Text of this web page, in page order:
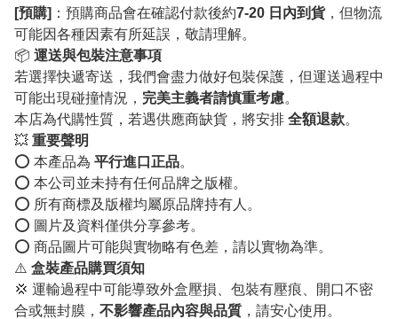
[預購] ：預購商品會在確認付款後約7-20 日內到貨，但物流
可能因各種因素有所延誤，敬請理解。
📦 運送與包裝注意事項
若選擇快遞寄送，我們會盡力做好包裝保護，但運送過程中
可能出現碰撞情況， 完美主義者請慎重考慮。
本店為代購性質，若遇供應商缺貨，將安排 全額退款。
💥 重要聲明
⭕️ 本產品為 平行進口正品。
⭕️ 本公司並未持有任何品牌之版權。
⭕️ 所有商標及版權均屬原品牌持有人。
⭕️ 圖片及資料僅供分享參考。
⭕️ 商品圖片可能與實物略有色差，請以實物為準。
⚠️ 盒裝產品購買須知
💢 運輸過程中可能導致外盒壓損、包裝有壓痕、開口不密
合或無封膜， 不影響產品內容與品質 ，請安心使用。